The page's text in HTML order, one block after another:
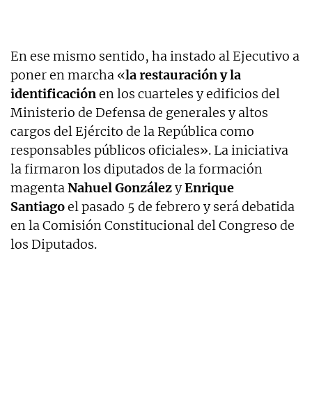
En ese mismo sentido, ha instado al Ejecutivo a
poner en marcha «la restauración y la
identificaciónen los cuarteles y edificios del
Ministerio de Defensa de generales y altos
cargos del Ejército de la República como
responsables públicos oficiales». La iniciativa
la firmaron los diputados de la formación
magentaNahuel GonzálezyEnrique
Santiagoel pasado 5 de febrero y será debatida
en la Comisión Constitucional del Congreso de
los Diputados.